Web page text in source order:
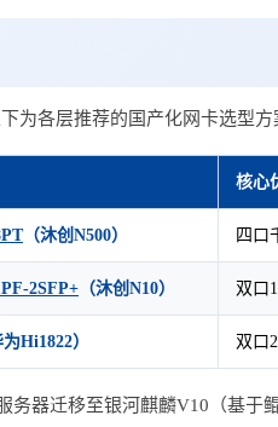
为各层推荐的国产化网卡选型方
核心
（沐创N500） 四口
2SFP+ （沐创N10） 双口
为Hi1822） 双口
器迁移至银河麒麟V10（基于